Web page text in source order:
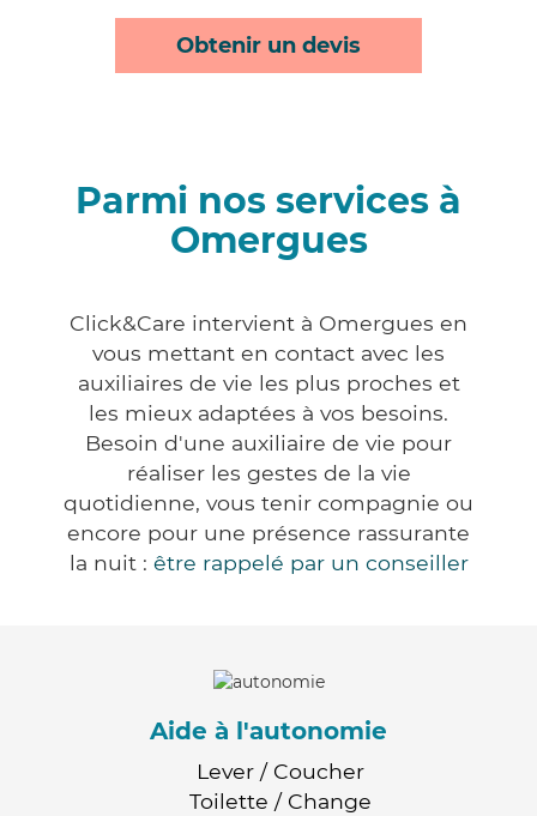
Obtenir un devis
Parmi nos services à
Omergues
Click&Care intervient à Omergues en
vous mettant en contact avec les
auxiliaires de vie les plus proches et
les mieux adaptées à vos besoins.
Besoin d'une auxiliaire de vie pour
réaliser les gestes de la vie
quotidienne, vous tenir compagnie ou
encore pour une présence rassurante
la nuit : être rappelé par un conseiller
Aide à l'autonomie
Lever / Coucher
Toilette / Change